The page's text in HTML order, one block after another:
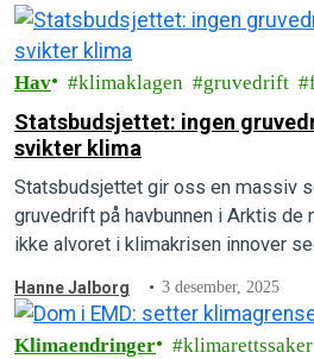
Hav klimaklagen gruvedrift
Statsbudsjettet: ingen
svikter klima
Statsbudsjettet gir oss en massiv
gruvedrift på havbunnen i Arktis de
ikke alvoret i klimakrisen innover
Hanne Jalborg 3 desember, 2025
Klimaendringer klimarettssaker